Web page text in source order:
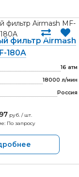
фильтр Airmash
180A
16 атм
18000 л/мин
Россия
руб. / шт.
По запросу